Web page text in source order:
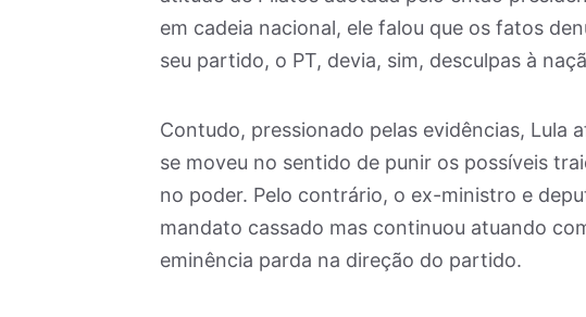
em cadeia nacional, ele falou que os fatos
seu partido, o PT, devia, sim, desculpas à
Contudo, pressionado pelas evidências, Lula
se moveu no sentido de punir os possíveis
no poder. Pelo contrário, o ex-ministro e
mandato cassado mas continuou atuando
eminência parda na direção do partido.